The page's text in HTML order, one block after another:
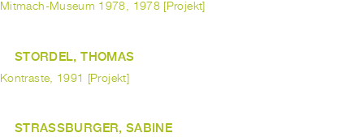
Mitmach-Museum 1978, 1978 [Projekt]
STORDEL, THOMAS
Kontraste, 1991 [Projekt]
STRASSBURGER, SABINE